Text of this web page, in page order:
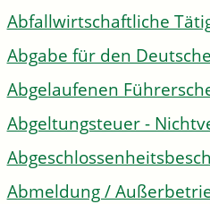
Abfallwirtschaftliche
Abgabe für den
Abgelaufenen
Abgeltungsteuer -
Abmeldung /